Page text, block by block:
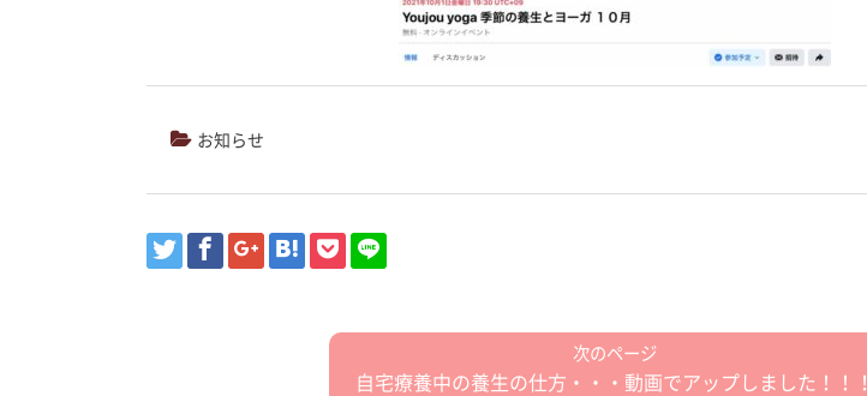
お知らせ
自宅療養中の養生の仕方・・・動画でアップしました！！！